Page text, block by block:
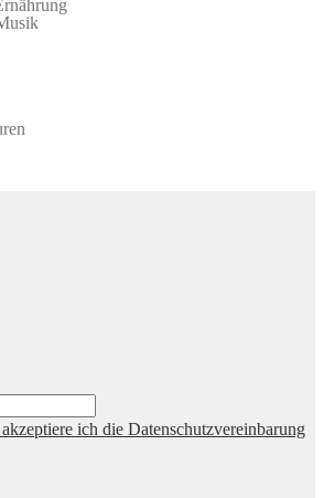
ich die Datenschutzvereinbarung